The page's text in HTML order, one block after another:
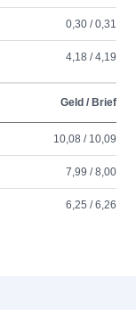
0,30 / 0,31
4,18 / 4,19
Geld / Brief
10,08 / 10,09
7,99 / 8,00
6,25 / 6,26